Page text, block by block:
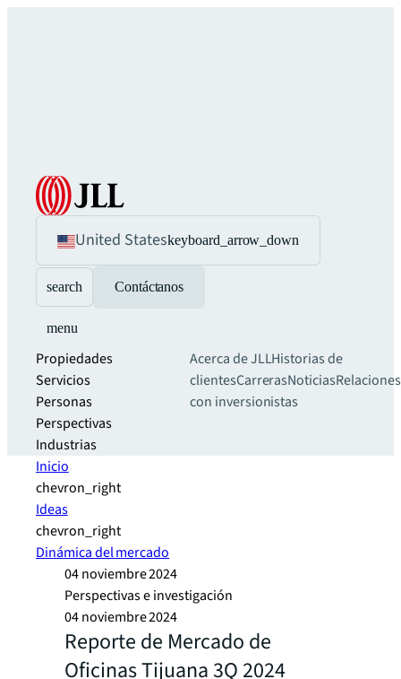
United Stateskeyboard_arrow_down
search Contáctanos
menu
Propiedades
Servicios
Personas
Perspectivas
Industrias
Acerca de JLLHistorias de
clientesCarrerasNoticiasRelaciones
con inversionistas
Inicio
chevron_right
Ideas
chevron_right
Dinámica del mercado
04 noviembre 2024
Perspectivas e investigación
04 noviembre 2024
Reporte de Mercado de
Oficinas Tijuana 3Q 2024